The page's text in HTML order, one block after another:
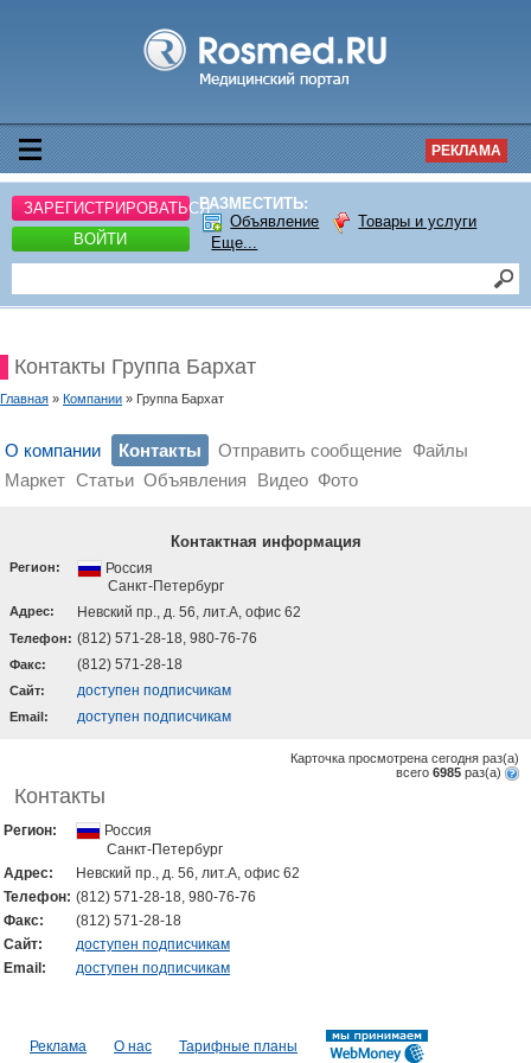
РЕКЛАМА
ЗАРЕГИСТРИРОВАТЬСЯ
ВОЙТИ
РАЗМЕСТИТЬ:
Объявление
Товары и услуги
Еще...
Контакты Группа Бархат
Главная » Компании » Группа Бархат
О компании Контакты Отправить сообщение Файлы
Маркет Статьи Объявления Видео Фото
Контактная информация
Регион:
Россия
Санкт-Петербург
Адрес: Невский пр., д. 56, лит.А, офис 62
Телефон: (812) 571-28-18, 980-76-76
Факс: (812) 571-28-18
Cайт: доступен подписчикам
Email: доступен подписчикам
Карточка просмотрена сегодня раз(a)
всего 6985 раз(a)
Контакты
Регион:
Россия
Санкт-Петербург
Адрес:
Невский пр., д. 56, лит.А, офис 62
Телефон: (812) 571-28-18, 980-76-76
Факс:
(812) 571-28-18
Cайт:
доступен подписчикам
Email:
доступен подписчикам
Реклама О нас Тарифные планы